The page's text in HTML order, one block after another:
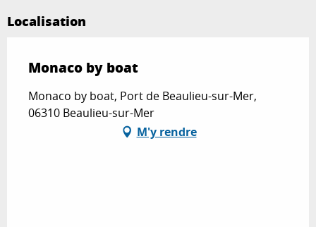
Localisation
Monaco by boat
Monaco by boat, Port de Beaulieu-sur-Mer,
06310 Beaulieu-sur-Mer
M'y rendre